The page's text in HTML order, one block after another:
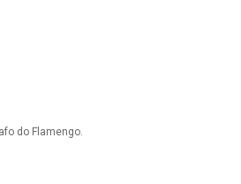
do Flamengo.